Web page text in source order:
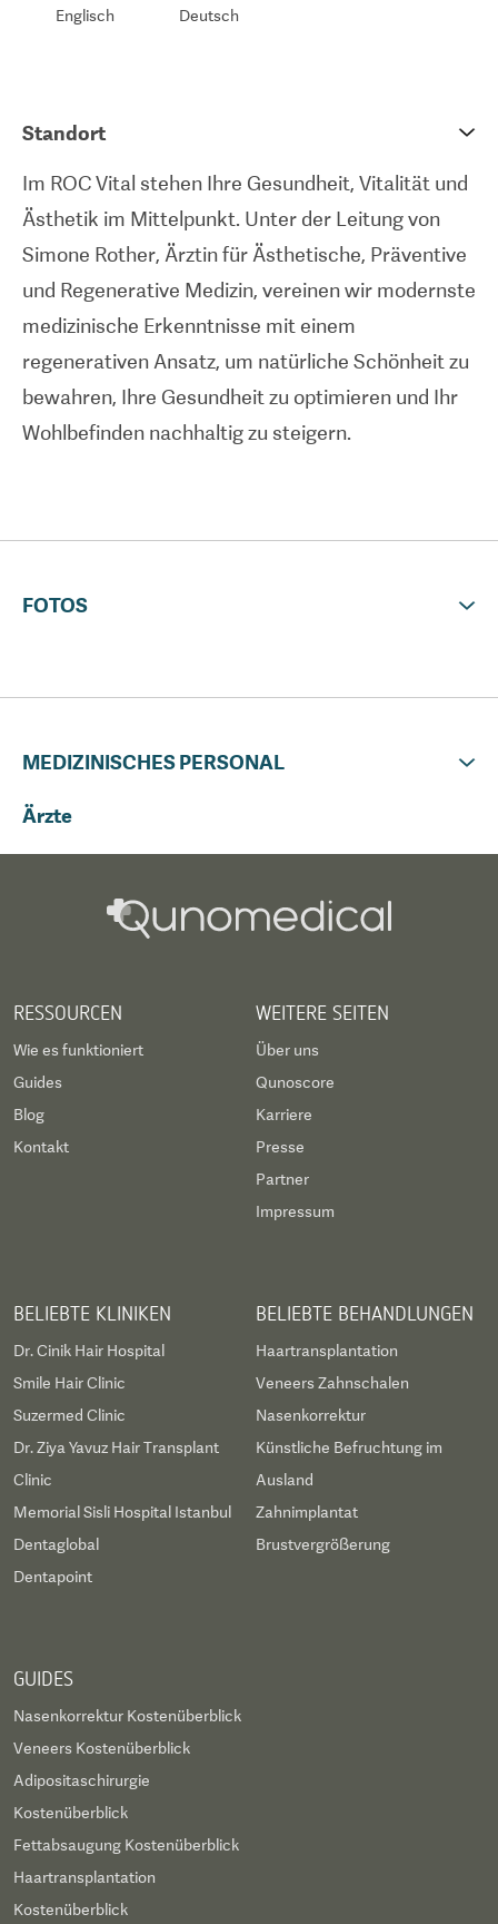
Englisch Deutsch
Standort
Im ROC Vital stehen Ihre Gesundheit, Vitalität und
Ästhetik im Mittelpunkt. Unter der Leitung von
Simone Rother, Ärztin für Ästhetische, Präventive
und Regenerative Medizin, vereinen wir modernste
medizinische Erkenntnisse mit einem
regenerativen Ansatz, um natürliche Schönheit zu
bewahren, Ihre Gesundheit zu optimieren und Ihr
Wohlbefinden nachhaltig zu steigern.
FOTOS
MEDIZINISCHES PERSONAL
Ärzte
RESSOURCEN
Wie es funktioniert
Guides
Blog
Kontakt
WEITERE SEITEN
Über uns
Qunoscore
Karriere
Presse
Partner
Impressum
BELIEBTE KLINIKEN
Dr. Cinik Hair Hospital
Smile Hair Clinic
Suzermed Clinic
Dr. Ziya Yavuz Hair Transplant
Clinic
Memorial Sisli Hospital Istanbul
Dentaglobal
Dentapoint
BELIEBTE BEHANDLUNGEN
Haartransplantation
Veneers Zahnschalen
Nasenkorrektur
Künstliche Befruchtung im
Ausland
Zahnimplantat
Brustvergrößerung
GUIDES
Nasenkorrektur Kostenüberblick
Veneers Kostenüberblick
Adipositaschirurgie
Kostenüberblick
Fettabsaugung Kostenüberblick
Haartransplantation
Kostenüberblick